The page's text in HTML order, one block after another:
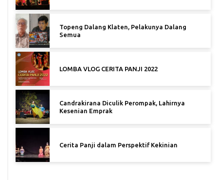
Topeng Dalang Klaten, Pelakunya Dalang
Semua
LOMBA VLOG CERITA PANJI 2022
Candrakirana Diculik Perompak, Lahirnya
Kesenian Emprak
Cerita Panji dalam Perspektif Kekinian